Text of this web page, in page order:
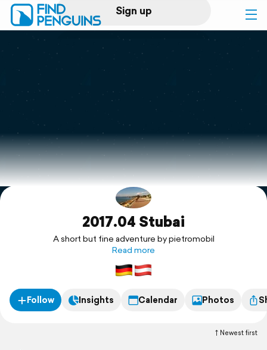
Sign up
Log in
Print a book
Flyover video
Explore
2017.04 Stubai
A short but fine adventure by pietromobil
Read more
Follow Insights Calendar Photos
Newest first